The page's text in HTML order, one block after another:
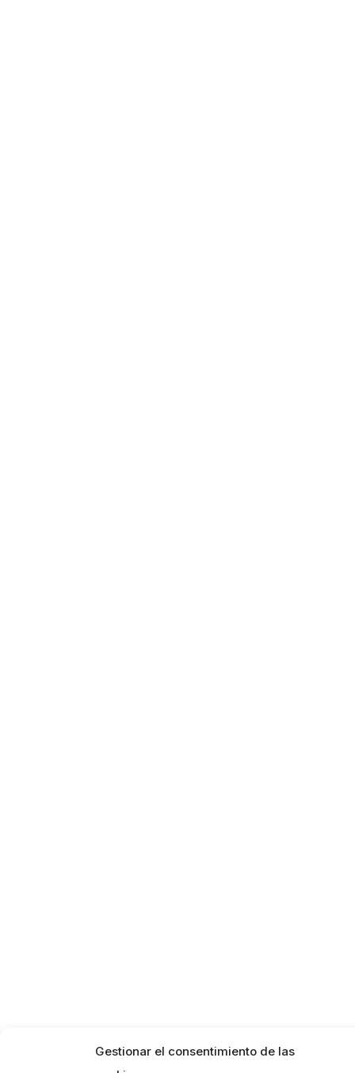
Gestionar el consentimiento de las